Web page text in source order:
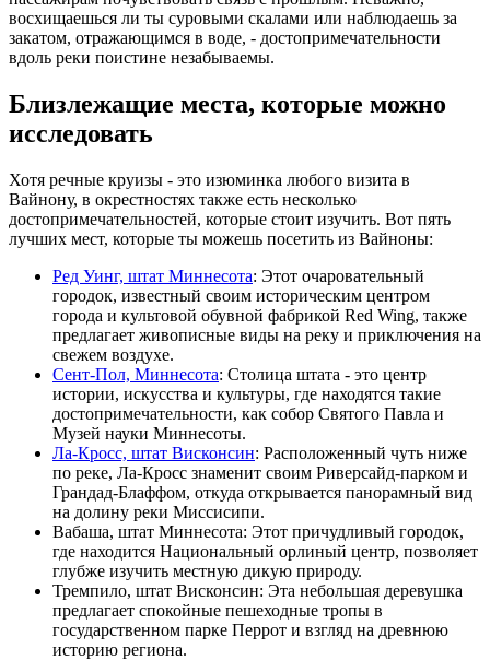
восхищаешься ли ты суровыми скалами или наблюдаешь за
закатом, отражающимся в воде, - достопримечательности
вдоль реки поистине незабываемы.
Близлежащие места, которые можно
исследовать
Хотя речные круизы - это изюминка любого визита в
Вайнону, в окрестностях также есть несколько
достопримечательностей, которые стоит изучить. Вот пять
лучших мест, которые ты можешь посетить из Вайноны:
Ред Уинг, штат Миннесота: Этот очаровательный
городок, известный своим историческим центром
города и культовой обувной фабрикой Red Wing, также
предлагает живописные виды на реку и приключения на
свежем воздухе.
Сент-Пол, Миннесота: Столица штата - это центр
истории, искусства и культуры, где находятся такие
достопримечательности, как собор Святого Павла и
Музей науки Миннесоты.
Ла-Кросс, штат Висконсин: Расположенный чуть ниже
по реке, Ла-Кросс знаменит своим Риверсайд-парком и
Грандад-Блаффом, откуда открывается панорамный вид
на долину реки Миссисипи.
Вабаша, штат Миннесота: Этот причудливый городок,
где находится Национальный орлиный центр, позволяет
глубже изучить местную дикую природу.
Тремпило, штат Висконсин: Эта небольшая деревушка
предлагает спокойные пешеходные тропы в
государственном парке Перрот и взгляд на древнюю
историю региона.